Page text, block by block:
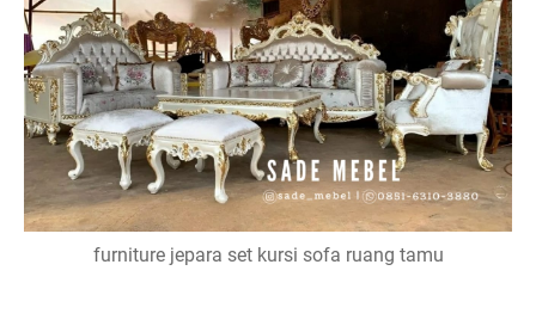
furniture jepara set kursi sofa ruang tamu